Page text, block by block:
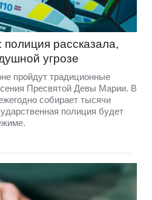
рассказала,
угрозе
пройдут традиционные
Пресвятой Девы Марии. В
собирает тысячи
полиция будет